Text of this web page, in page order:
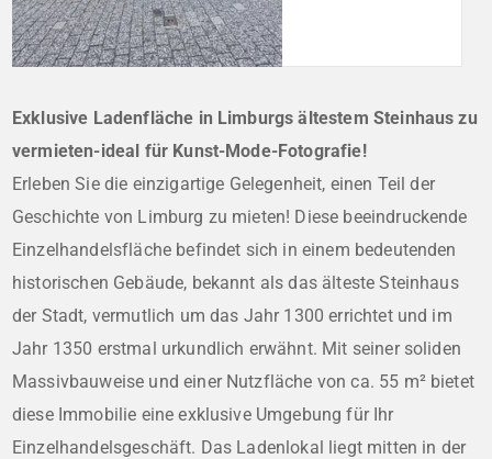
Exklusive Ladenfläche in Limburgs ältestem Steinhaus zu
vermieten-ideal für Kunst-Mode-Fotografie!
Erleben Sie die einzigartige Gelegenheit, einen Teil der
Geschichte von Limburg zu mieten! Diese beeindruckende
Einzelhandelsfläche befindet sich in einem bedeutenden
historischen Gebäude, bekannt als das älteste Steinhaus
der Stadt, vermutlich um das Jahr 1300 errichtet und im
Jahr 1350 erstmal urkundlich erwähnt. Mit seiner soliden
Massivbauweise und einer Nutzfläche von ca. 55 m² bietet
diese Immobilie eine exklusive Umgebung für Ihr
Einzelhandelsgeschäft. Das Ladenlokal liegt mitten in der